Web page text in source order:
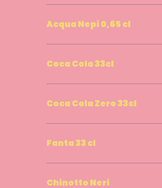
Acqua Nepi 0,65 cl
Coca Cola 33cl
Coca Cola Zero 33cl
Fanta 33 cl
Chinotto Neri